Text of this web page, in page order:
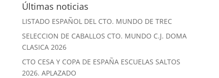
Últimas noticias
LISTADO ESPAÑOL DEL CTO. MUNDO DE TREC
SELECCION DE CABALLOS CTO. MUNDO C.J. DOMA
CLASICA 2026
CTO CESA Y COPA DE ESPAÑA ESCUELAS SALTOS
2026. APLAZADO